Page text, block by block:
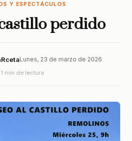
Y ESPECTÁCULOS
perdido
Lunes, 23 de marzo de 2026
1 min de lectura